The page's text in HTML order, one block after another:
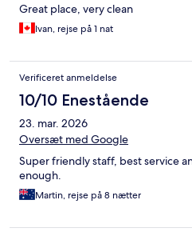
Great place, very clean
Ivan, rejse på 1 nat
Verificeret anmeldelse
10/10 Enestående
23. mar. 2026
Oversæt med Google
Super friendly staff, best service
enough.
Martin, rejse på 8 nætter